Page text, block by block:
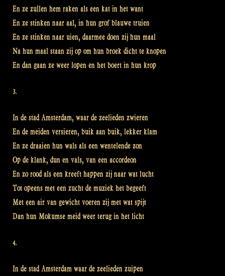
En ze zullen hem raken als een kat in het want
En ze stinken naar aal, in hun grof blauwe truien
En ze stinken naar uien, daarmee doen zij hun maal
Na hun maal staan zij op om hun broek dicht te knopen
En dan gaan ze weer lopen en het boert in hun krop
3.
In de stad Amsterdam, waar de zeelieden zwieren
En de meiden versieren, buik aan buik, lekker klam
En ze draaien hun wals als een wentelende zon
Op de klank, dun en vals, van een accordeon
En zo rood als een kreeft happen zij naar wat lucht
Tot opeens met een zucht de muziek het begeeft
Met een air van gewicht voeren zij met wat spijt
Dan hun Mokumse meid weer terug in het licht
4.
In de stad Amsterdam waar de zeelieden zuipen